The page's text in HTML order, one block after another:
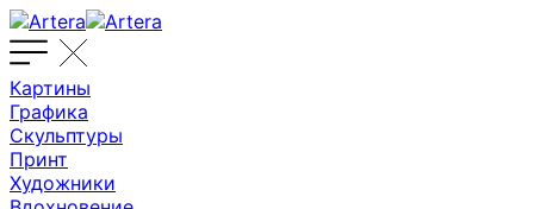
Картины
Графика
Скульптуры
Принт
Художники